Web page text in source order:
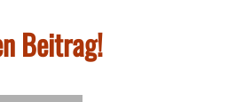
Beitrag!